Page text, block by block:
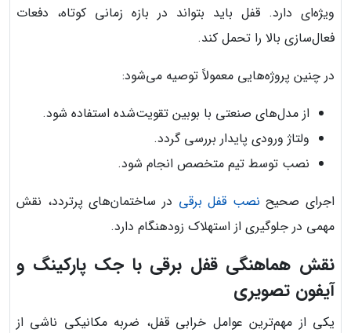
ویژه‌ای دارد. قفل باید بتواند در بازه زمانی کوتاه، دفعات
فعال‌سازی بالا را تحمل کند.
در چنین پروژه‌هایی معمولاً توصیه می‌شود:
از مدل‌های صنعتی با بوبین تقویت‌شده استفاده شود.
ولتاژ ورودی پایدار بررسی گردد.
نصب توسط تیم متخصص انجام شود.
اجرای صحیح نصب قفل برقی در ساختمان‌های پرتردد، نقش
مهمی در جلوگیری از استهلاک زودهنگام دارد.
نقش هماهنگی قفل برقی با جک پارکینگ و
آیفون تصویری
یکی از مهم‌ترین عوامل خرابی قفل، ضربه مکانیکی ناشی از